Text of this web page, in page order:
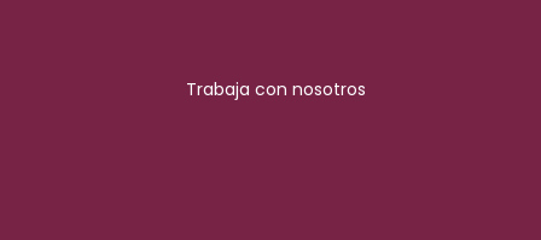
Trabaja con nosotros